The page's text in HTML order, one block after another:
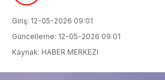
Giriş: 12-05-2026 09:01
Güncelleme: 12-05-2026 09:01
Kaynak: HABER MERKEZI